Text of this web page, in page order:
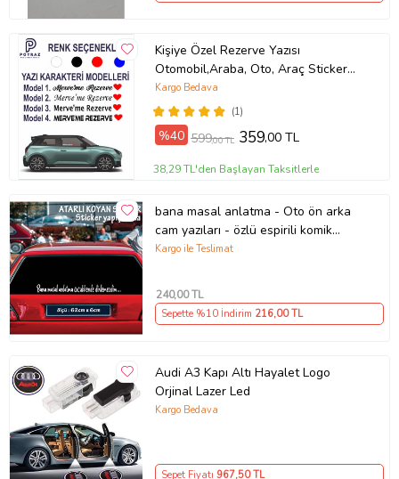
Kişiye Özel Rezerve Yazısı
Otomobil,Araba, Oto, Araç Sticker
(Parlak Beyaz)
(1)
Kargo Bedava
%40 599,00 TL 359,00 TL
38,29 TL'den Başlayan Taksitlerle
bana masal anlatma - Oto ön arka
cam yazıları - özlü espirili komik
türkçe koyan sözler
Kargo ile Teslimat
240,00 TL
Sepette %10 İndirim 216,00 TL
Audi A3 Kapı Altı Hayalet Logo
Orjinal Lazer Led
Kargo Bedava
Sepet Fiyatı 967,50 TL